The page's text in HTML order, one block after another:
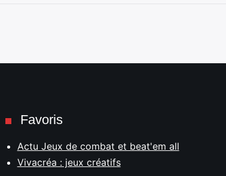
Favoris
Actu Jeux de combat et beat'em all
Vivacréa : jeux créatifs